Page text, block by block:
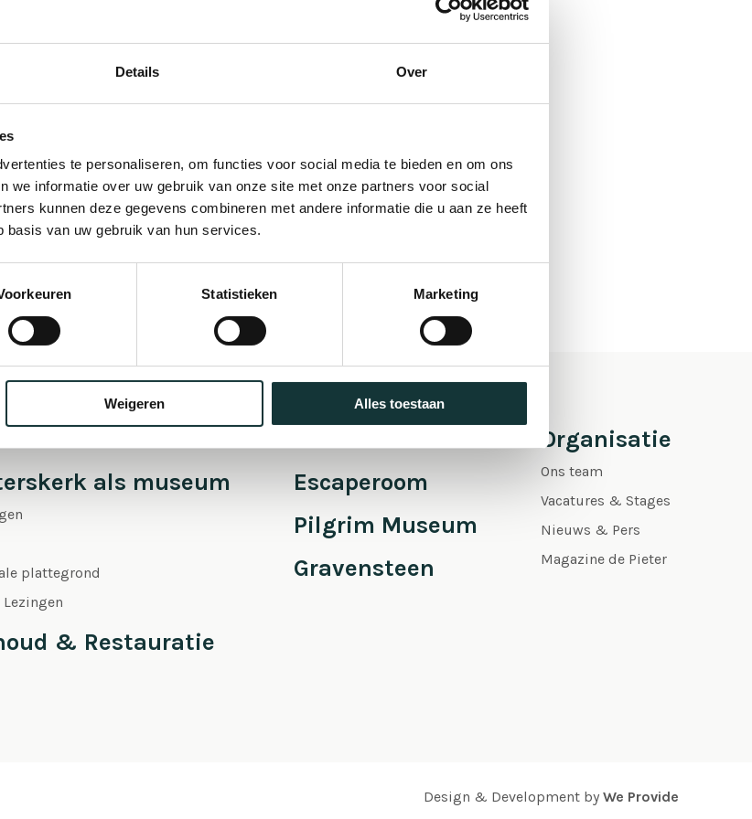
Details Over
te personaliseren, om functies voor social media te bieden en om ons
we informatie over uw gebruik van onze site met onze partners voor social
kunnen deze gegevens combineren met andere informatie die u aan ze heeft
van uw gebruik van hun services.
Statistieken Marketing
Weigeren Alles toestaan
Bekijk alle blogberichten
als museum
plattegrond
& Restauratie
Escaperoom
Pilgrim Museum
Gravensteen
Organisatie
Ons team
Vacatures & Stages
Nieuws & Pers
Magazine de Pieter
Design & Development by We Provide